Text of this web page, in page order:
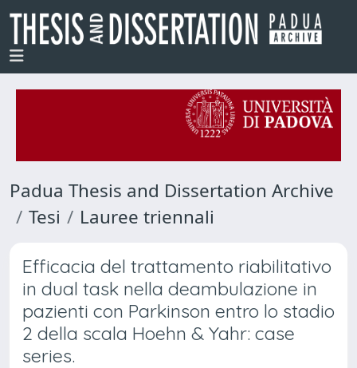
Padua Thesis and Dissertation Archive
Tesi
Lauree triennali
Efficacia del trattamento riabilitativo
in dual task nella deambulazione in
pazienti con Parkinson entro lo stadio
2 della scala Hoehn & Yahr: case
series.